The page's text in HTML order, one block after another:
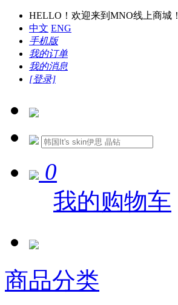
HELLO！欢迎来到MNO线上商城！
中文 ENG
手机版
我的订单
我的消息
[登录]
0
我的购物车
商品分类